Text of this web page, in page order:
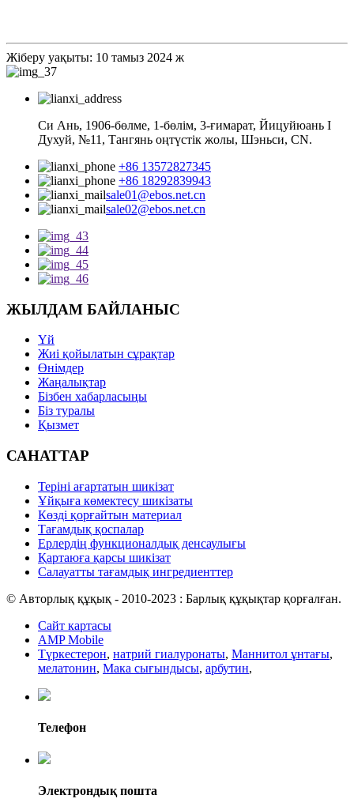
Жіберу уақыты: 10 тамыз 2024 ж
Си Ань, 1906-бөлме, 1-бөлім, 3-ғимарат, Йицуйюань I
Духуй, №11, Тангянь оңтүстік жолы, Шэньси, CN.
+86 13572827345
+86 18292839943
sale01@ebos.net.cn
sale02@ebos.net.cn
ЖЫЛДАМ БАЙЛАНЫС
Үй
Жиі қойылатын сұрақтар
Өнімдер
Жаңалықтар
Бізбен хабарласыңы
Біз туралы
Қызмет
САНАТТАР
Теріні ағартатын шикізат
Ұйқыға көмектесу шикізаты
Көзді қорғайтын материал
Тағамдық қоспалар
Ерлердің функционалдық денсаулығы
Қартаюға қарсы шикізат
Салауатты тағамдық ингредиенттер
© Авторлық құқық - 2010-2023 : Барлық құқықтар қорғалған.
Сайт картасы
AMP Mobile
Түркестерон, натрий гиалуронаты, Маннитол ұнтағы,
мелатонин, Мака сығындысы, арбутин,
Телефон
Электрондық пошта